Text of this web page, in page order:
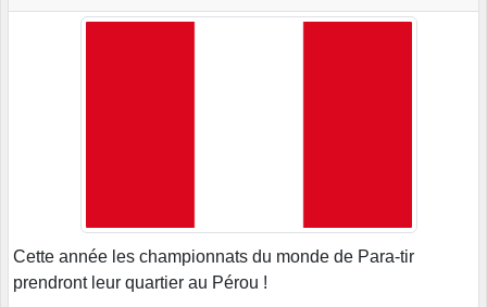
Cette année les championnats du monde de Para-tir
prendront leur quartier au Pérou !